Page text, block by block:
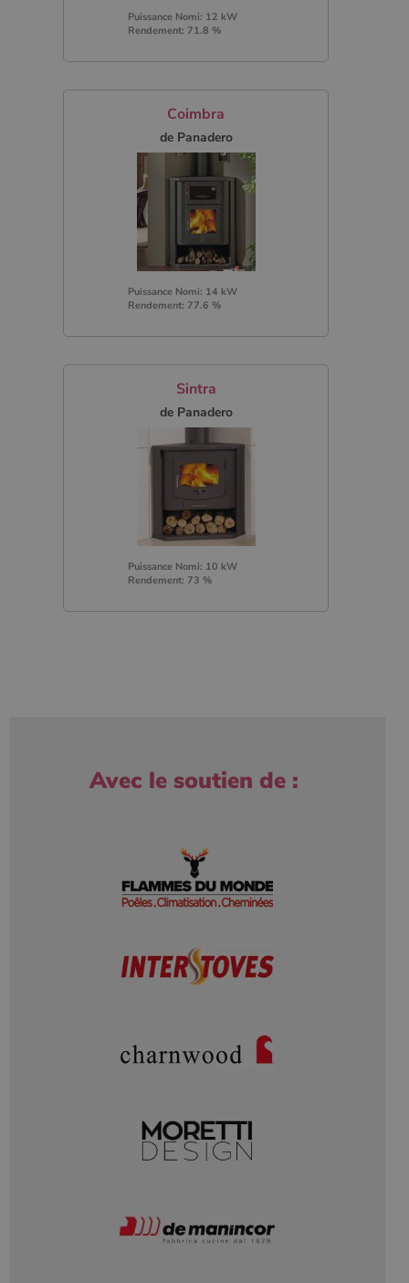
Puissance Nomi: 12 kW
Rendement: 71.8 %
Coimbra
de Panadero
Puissance Nomi: 14 kW
Rendement: 77.6 %
Sintra
de Panadero
Puissance Nomi: 10 kW
Rendement: 73 %
Avec le soutien de :